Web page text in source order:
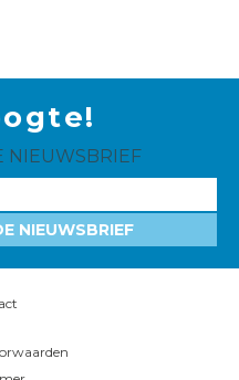
NIEUWSBRIEF
NIEUWSBRIEF